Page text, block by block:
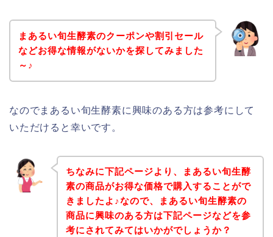
まあるい旬生酵素のクーポンや割引セール
などお得な情報がないかを探してみました
～♪
なのでまあるい旬生酵素に興味のある方は参考にして
いただけると幸いです。
ちなみに下記ページより、まあるい旬生酵
素の商品がお得な価格で購入することがで
きましたよ♪なので、まあるい旬生酵素の
商品に興味のある方は下記ページなどを参
考にされてみてはいかがでしょうか？